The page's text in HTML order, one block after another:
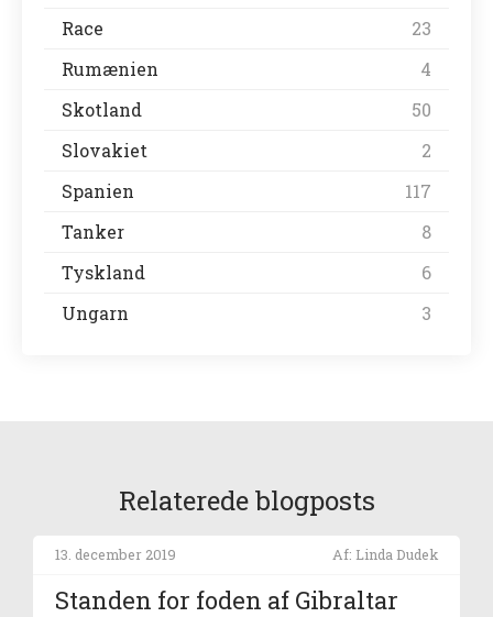
Race
23
Rumænien
4
Skotland
50
Slovakiet
2
Spanien
117
Tanker
8
Tyskland
6
Ungarn
3
Relaterede blogposts
13. december 2019 Af: Linda Dudek
Standen for foden af Gibraltar